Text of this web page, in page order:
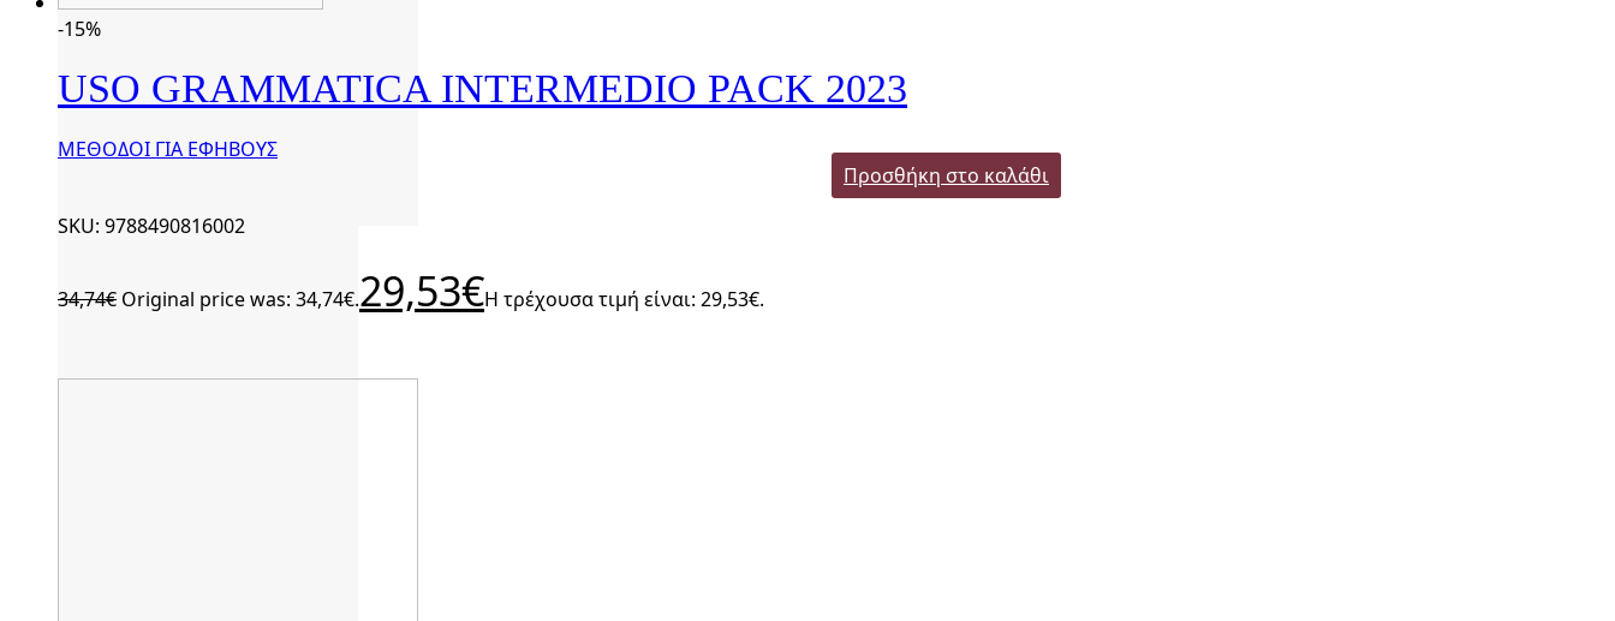
-15%
USO GRAMMATICA INTERMEDIO PACK 2023
ΜΕΘΟΔΟΙ ΓΙΑ ΕΦΗΒΟΥΣ
Προσθήκη στο καλάθι
SKU: 9788490816002
34,74€ Original price was: 34,74€.29,53€Η τρέχουσα τιμή είναι: 29,53€.